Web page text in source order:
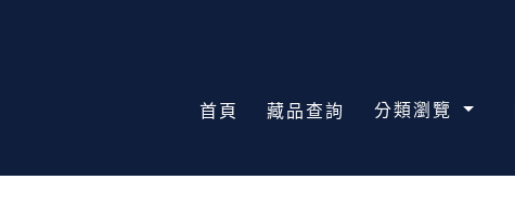
首頁 藏品查詢 分類瀏覽